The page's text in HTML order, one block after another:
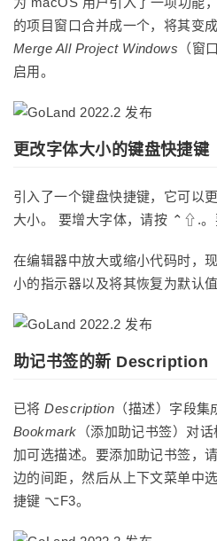
的项目窗口合并成一个，将其变
Merge All Project Windows （窗
启用。
更改字体大小的键盘快捷键
引入了一个键盘快捷键，它可以
大小。 要增大字体，请按 ⌃⇧.
在编辑器中放大或缩小代码时，
小的指示器以及将其恢复为默认值
助记书签的新 Description
已将Description （描述）字段集
Bookmark （添加助记书签）对
加可选描述。要添加助记书签，
边的间距，然后从上下文菜单中
捷键 ⌥F3。